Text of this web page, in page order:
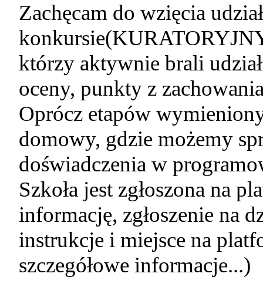
Zachęcam do wzięcia
którzy aktywnie brali
oceny, punkty z
Oprócz etapów
domowy, gdzie możemy
doświadczenia w
Szkoła jest zgłoszona na
informację, zgłoszenie na
instrukcje i miejsce na
szczegółowe informacje...)